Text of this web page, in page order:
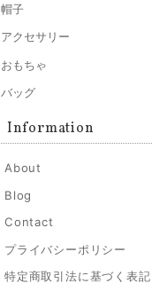
帽子
アクセサリー
おもちゃ
バッグ
Information
About
Blog
Contact
プライバシーポリシー
特定商取引法に基づく表記